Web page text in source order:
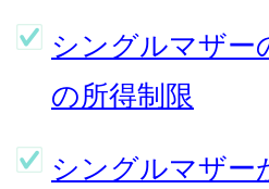
シングルマザー
の所得制限
シングルマザー